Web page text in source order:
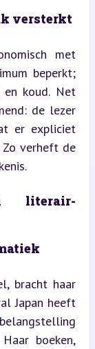
versterkt
met
beperkt;
en koud. Net
de lezer
er expliciet
verheft de
literair-
bracht haar
Japan heeft
boeken,